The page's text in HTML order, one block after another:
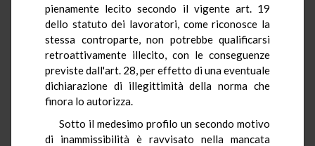
pienamente lecito secondo il vigente art. 19
dello statuto dei lavoratori, come riconosce la
stessa controparte, non potrebbe qualificarsi
retroattivamente illecito, con le conseguenze
previste dall'art. 28, per effetto di una eventuale
dichiarazione di illegittimità della norma che
finora lo autorizza.
Sotto il medesimo profilo un secondo motivo
di inammissibilità è ravvisato nella mancata